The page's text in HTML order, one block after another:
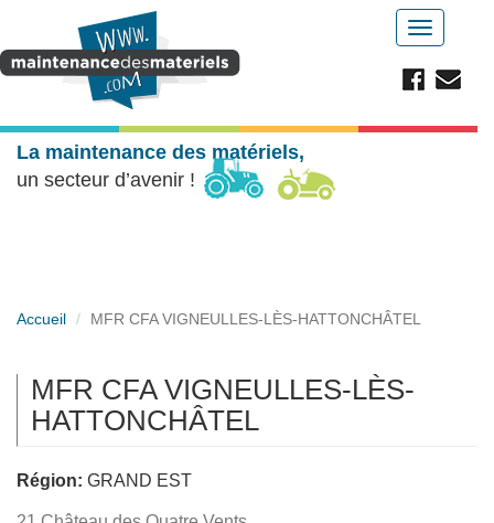
Aller au contenu principal
Toggle
La maintenance des matériels,
un secteur d’avenir !
Accueil MFR CFA VIGNEULLES-LÈS-HATTONCHÂTEL
MFR CFA VIGNEULLES-LÈS-
HATTONCHÂTEL
Région: GRAND EST